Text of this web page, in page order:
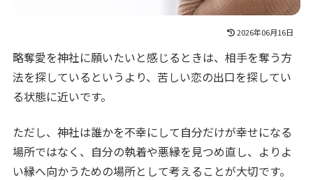
2026年06月16日
略奪愛を神社に願いたいと感じるときは、相手を奪う方
法を探しているというより、苦しい恋の出口を探してい
る状態に近いです。
ただし、神社は誰かを不幸にして自分だけが幸せになる
場所ではなく、自分の執着や悪縁を見つめ直し、よりよ
い縁へ向かうための場所として考えることが大切です。